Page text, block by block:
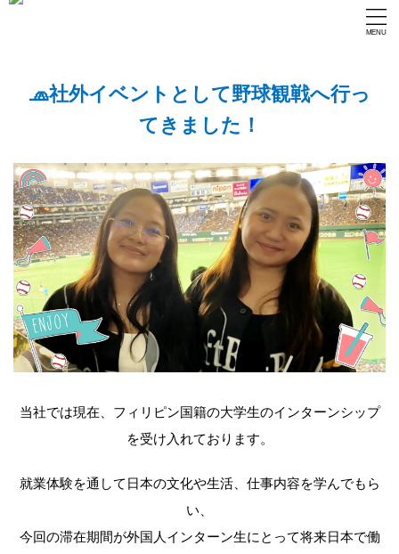
🧢社外イベントとして野球観戦へ行っ
てきました！
当社では現在、フィリピン国籍の大学生のインターンシップ
を受け入れております。
就業体験を通して日本の文化や生活、仕事内容を学んでもら
い、
今回の滞在期間が外国人インターン生にとって将来日本で働